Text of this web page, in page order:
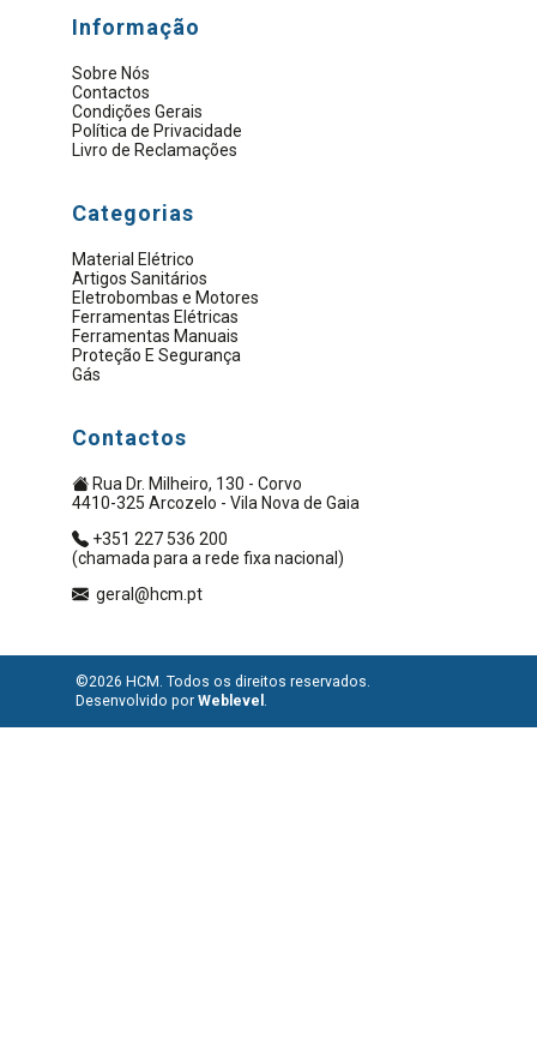
Informação
Sobre Nós
Contactos
Condições Gerais
Política de Privacidade
Livro de Reclamações
Categorias
Material Elétrico
Artigos Sanitários
Eletrobombas e Motores
Ferramentas Elétricas
Ferramentas Manuais
Proteção E Segurança
Gás
Contactos
Rua Dr. Milheiro, 130 - Corvo
4410-325 Arcozelo - Vila Nova de Gaia
+351 227 536 200
(chamada para a rede fixa nacional)
geral@hcm.pt
©2026 HCM. Todos os direitos reservados.
Desenvolvido por Weblevel .